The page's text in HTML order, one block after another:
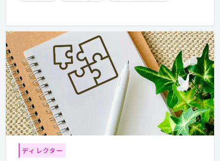
ディレクター